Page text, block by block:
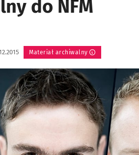
do NFM
Materiał archiwalny